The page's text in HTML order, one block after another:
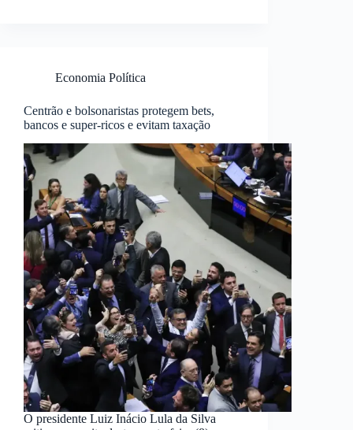
Economia Política
Centrão e bolsonaristas protegem bets,
bancos e super-ricos e evitam taxação
O presidente Luiz Inácio Lula da Silva